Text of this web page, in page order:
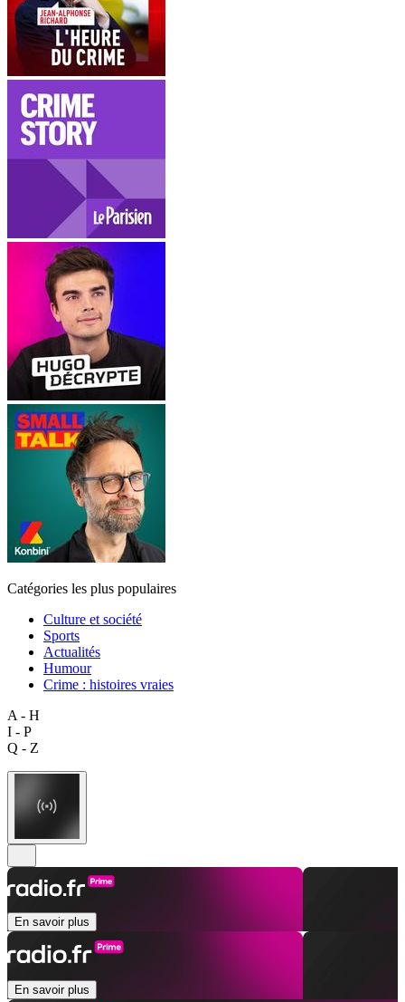
Catégories les plus populaires
Culture et société
Sports
Actualités
Humour
Crime : histoires vraies
A - H
I - P
Q - Z
En savoir plus
En savoir plus